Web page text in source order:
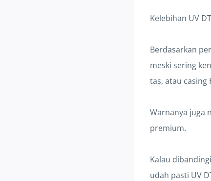
Kelebihan UV
Berdasarkan
meski sering
tas, atau casing
Warnanya juga
premium.
Kalau
udah pasti UV